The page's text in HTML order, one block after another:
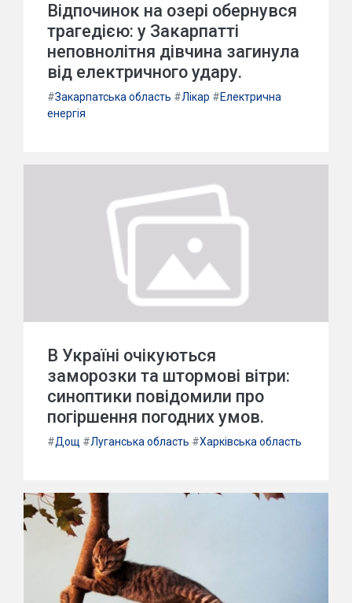
Відпочинок на озері обернувся
трагедією: у Закарпатті
неповнолітня дівчина загинула
від електричного удару.
#Закарпатська область #Лікар #Електрична
енергія
В Україні очікуються
заморозки та штормові вітри:
синоптики повідомили про
погіршення погодних умов.
#Дощ #Луганська область #Харківська область